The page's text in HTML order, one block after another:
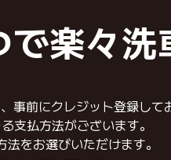
楽々洗
事前にクレジット登録して
支払方法がございます。
をお選びいただけます。